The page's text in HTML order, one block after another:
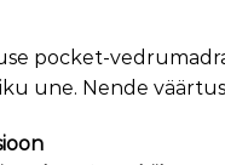
pocket-
une. Nende